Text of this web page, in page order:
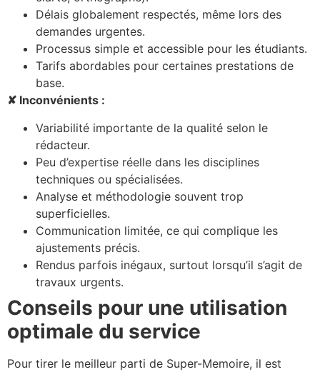
Délais globalement respectés, même lors des
demandes urgentes.
Processus simple et accessible pour les étudiants.
Tarifs abordables pour certaines prestations de
base.
✘ Inconvénients :
Variabilité importante de la qualité selon le
rédacteur.
Peu d’expertise réelle dans les disciplines
techniques ou spécialisées.
Analyse et méthodologie souvent trop
superficielles.
Communication limitée, ce qui complique les
ajustements précis.
Rendus parfois inégaux, surtout lorsqu’il s’agit de
travaux urgents.
Conseils pour une utilisation
optimale du service
Pour tirer le meilleur parti de Super-Memoire, il est